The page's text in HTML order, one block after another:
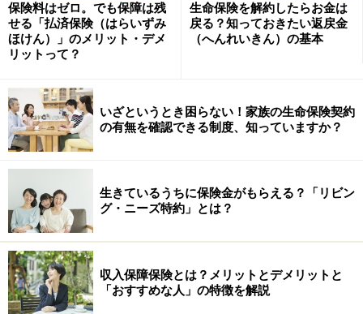
生命保険は、「契約者」「被保険者」「受取人」の関係
により、実際に保険金を受け取る際の税金が変わってき
ます。（参照：
【契約者：夫 被保険者：妻 受取人：夫】
この場合、妻に万が一のことがあったときには、死亡保
険金は「一時所得」として所得税がかかります。妻が入
院・手術などをした場合には、一般的な契約では「被保
険者」である妻が給付金を受け取ります。(給付金は非課
税)
【契約者：妻 被保険者：妻 受取人：夫】
この場合、妻に万が一のことがあったときには、死亡保
険金は「相続税」の対象になりますが、そのうち「法定
保険料はゼロ。でも保障は残
せる「払済保険（はらいずみ
ほけん）」のメリット・デメ
リットって？
生命保険を解約したらお金は
戻る？知っておきたい返戻金
（へんれいきん）の基本
いざというとき困らない！家族の生命保険契約
の有無を確認できる制度、知っていますか？
生きているうちに保険金がもらえる？「リビン
グ・ニーズ特約」とは？
収入保障保険とは？メリットとデメリットと
「おすすめな人」の特徴を解説